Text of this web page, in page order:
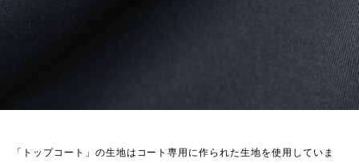
「トップコート」の生地はコート専用に作られた生地を使用していま